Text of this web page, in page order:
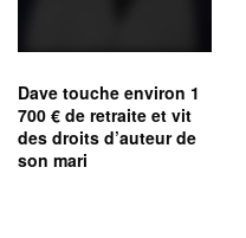
Dave touche environ 1
700 € de retraite et vit
des droits d’auteur de
son mari